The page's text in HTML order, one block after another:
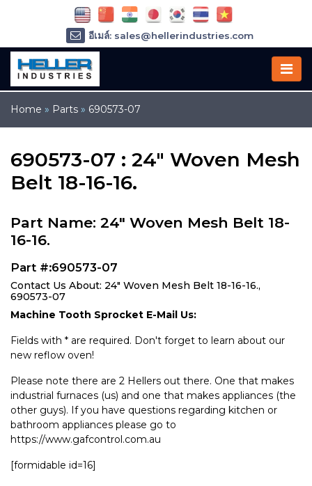
Home » Parts » 690573-07
690573-07 : 24" Woven Mesh
Belt 18-16-16.
Part Name: 24" Woven Mesh Belt 18-
16-16.
Part #:690573-07
Contact Us About: 24" Woven Mesh Belt 18-16-16.,
690573-07
Machine Tooth Sprocket E-Mail Us:
Fields with * are required. Don't forget to learn about our
new reflow oven!
Please note there are 2 Hellers out there. One that makes
industrial furnaces (us) and one that makes appliances (the
other guys). If you have questions regarding kitchen or
bathroom appliances please go to
https://www.gafcontrol.com.au
[formidable id=16]
อีเมล์: sales@hellerindustries.com
อีเมล์: service@hellerindustries.com
โทรศัพท์ :